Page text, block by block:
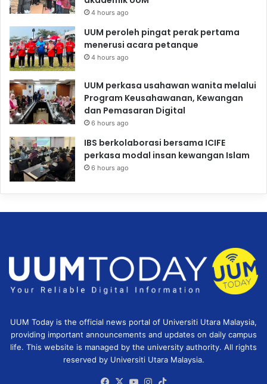
4 hours ago
UUM peroleh pingat perak pertama
menerusi acara petanque
4 hours ago
UUM perkasa usahawan wanita melalui
Program Keusahawanan, Kewangan
dan Pemasaran Digital
6 hours ago
IBS berkolaborasi bersama ICIFE
perkasa modal insan kewangan Islam
6 hours ago
UUM Today is the official news portal of Universiti Utara Malaysia,
providing important announcements and updates on daily campus
life. This website is managed by the university authority. All rights
reserved by Universiti Utara Malaysia.